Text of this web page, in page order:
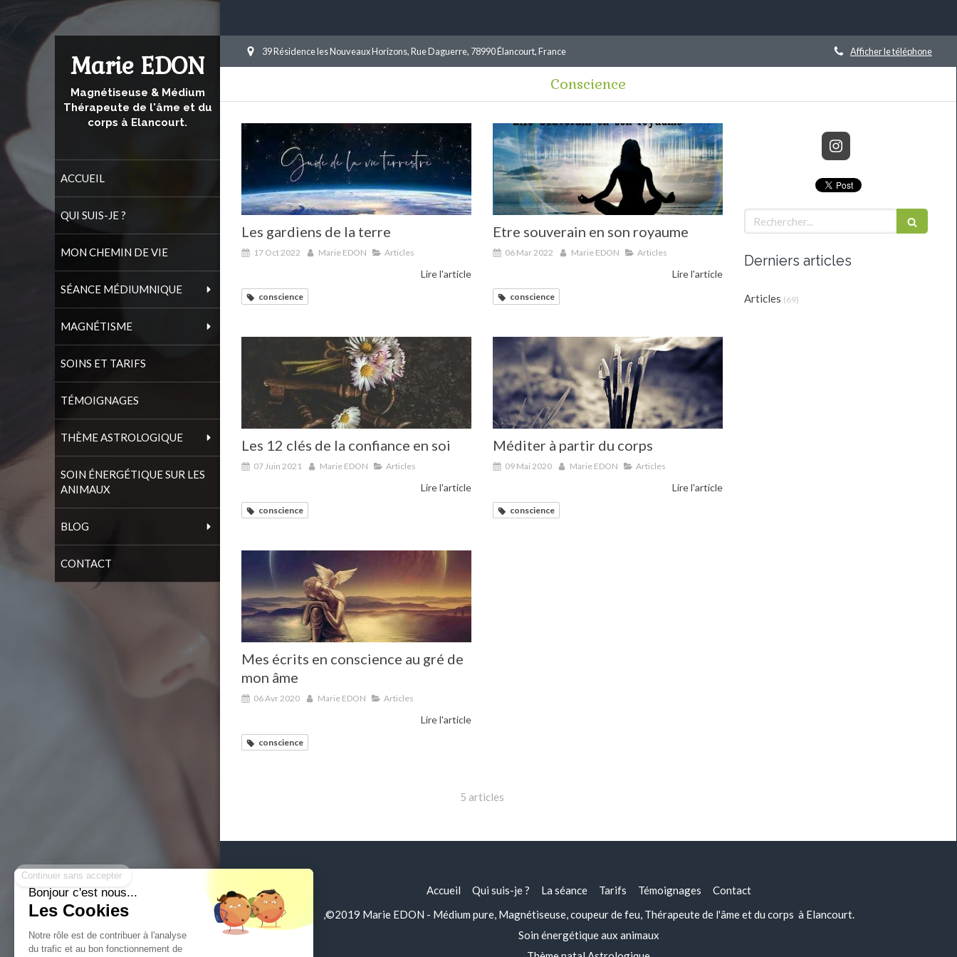
Marie EDON
Magnétiseuse & Médium
Thérapeute de l'âme et du
corps à Elancourt.
ACCUEIL
QUI SUIS-JE ?
MON CHEMIN DE VIE
SÉANCE MÉDIUMNIQUE
MAGNÉTISME
SOINS ET TARIFS
TÉMOIGNAGES
THÈME ASTROLOGIQUE
SOIN ÉNERGÉTIQUE SUR LES
ANIMAUX
BLOG
CONTACT
39 Résidence les Nouveaux Horizons, Rue Daguerre, 78990 Élancourt, France Afficher le téléphone
Conscience
Les gardiens de la terre
17 Oct 2022 Marie EDON Articles
Lire l'article
conscience
Etre souverain en son royaume
06 Mar 2022 Marie EDON Articles
Lire l'article
conscience
Les 12 clés de la confiance en soi
07 Juin 2021 Marie EDON Articles
Lire l'article
conscience
Méditer à partir du corps
09 Mai 2020 Marie EDON Articles
Lire l'article
conscience
Mes écrits en conscience au gré de
mon âme
06 Avr 2020 Marie EDON Articles
Lire l'article
conscience
5 articles
Rechercher
Derniers articles
Articles (69)
Accueil Qui suis-je ? La séance Tarifs Témoignages
Contact
,©2019 Marie EDON - Médium pure, Magnétiseuse, coupeur de feu, Thérapeute de l'âme et du corps à Elancourt.
Soin énergétique aux animaux
Bonjour c'est nous...
Les Cookies
Notre rôle est de contribuer à l'analyse
du trafic et au bon fonctionnement de